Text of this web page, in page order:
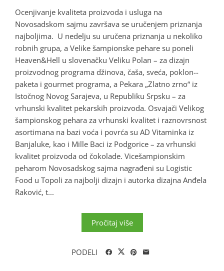
Ocenjivanje kvaliteta proizvoda i usluga na
Novosadskom sajmu završava se uručenjem priznanja
najboljima. U nedelju su uručena priznanja u nekoliko
robnih grupa, a Velike šampionske pehare su poneli
Heaven&Hell u slovenačku Veliku Polan – za dizajn
proizvodnog programa džinova, čaša, sveća, poklon--
paketa i gourmet programa, a Pekara „Zlatno zrno“ iz
Istočnog Novog Sarajeva, u Republiku Srpsku – za
vrhunski kvalitet pekarskih proizvoda. Osvajači Velikog
šampionskog pehara za vrhunski kvalitet i raznovrsnost
asortimana na bazi voća i povrća su AD Vitaminka iz
Banjaluke, kao i Mille Baci iz Podgorice – za vrhunski
kvalitet proizvoda od čokolade. Vicešampionskim
peharom Novosadskog sajma nagrađeni su Logistic
Food u Topoli za najbolji dizajn i autorka dizajna Anđela
Raković, t...
Pročitaj više
PODELI